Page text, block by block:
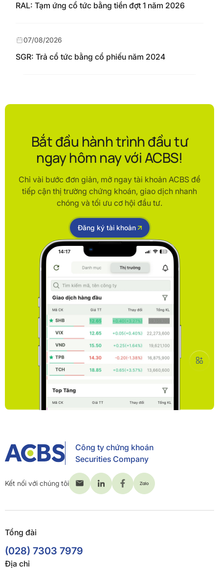
RAL: Tạm ứng cổ tức bằng tiền đợt 1 năm 2026
SGR: Trả cổ tức bằng cổ phiếu năm 2024
07/08/2026
Bắt đầu hành trình đầu tư
ngay hôm nay với ACBS!
Chỉ vài bước đơn giản, mở ngay tài khoản ACBS để
tiếp cận thị trường chứng khoán, giao dịch nhanh
chóng và tối ưu cơ hội đầu tư.
Đăng ký tài khoản
Công ty chứng khoán
Securities Company
Kết nối với chúng tôi
Tổng đài
(028) 7303 7979
Địa chỉ